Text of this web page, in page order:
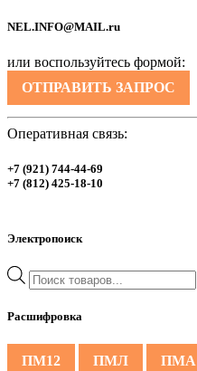
NEL.INFO@MAIL.ru
или воспользуйтесь формой:
ОТПРАВИТЬ ЗАПРОС
Оперативная связь:
+7 (921) 744-44-69
+7 (812) 425-18-10
Электропоиск
Поиск
товаров
Расшифровка
ПМ12 ПМЛ ПМА